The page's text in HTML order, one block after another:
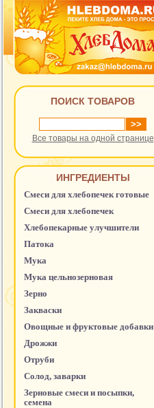
ПОИСК ТОВАРОВ
Все товары на одной странице
ИНГРЕДИЕНТЫ
Смеси для хлебопечек готовые
Смеси для хлебопечек
Хлебопекарные улучшители
Патока
Мука
Мука цельнозерновая
Зерно
Закваски
Овощные и фруктовые добавки
Дрожжи
Отруби
Солод, заварки
Зерновые смеси и посыпки,
семена